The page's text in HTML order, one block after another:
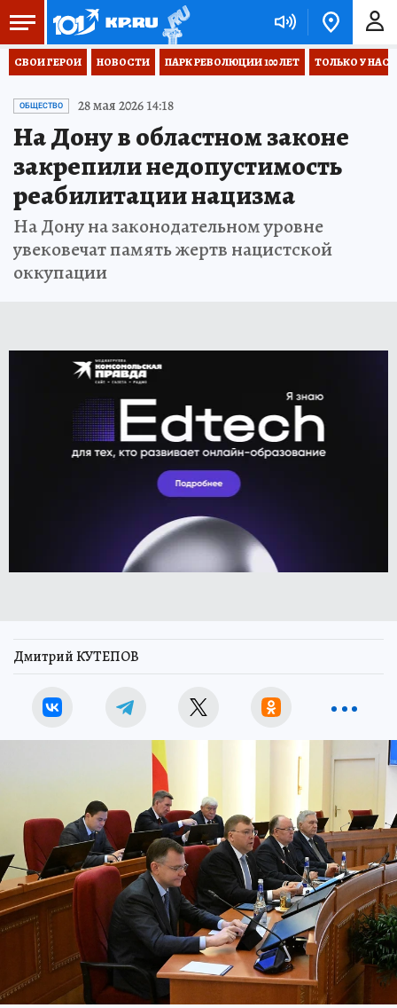
СВОИ ГЕРОИ НОВОСТИ ПАРК РЕВОЛЮЦИИ 100 ЛЕТ ТОЛЬКО У НАС
ОБЩЕСТВО 28 мая 2026 14:18
На Дону в областном законе
закрепили недопустимость
реабилитации нацизма
На Дону на законодательном уровне
увековечат память жертв нацистской
оккупации
Дмитрий КУТЕПОВ